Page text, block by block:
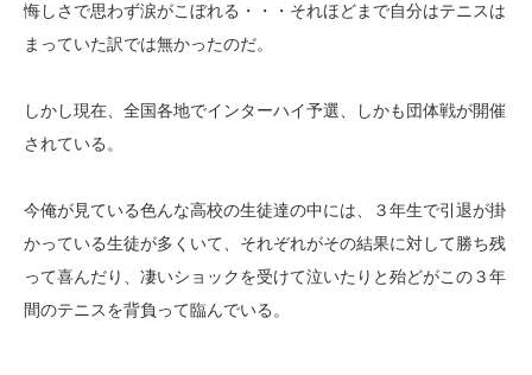
悔しさで思わず涙がこぼれる・・・それほどまで自分はテニスは
まっていた訳では無かったのだ。
しかし現在、全国各地でインターハイ予選、しかも団体戦が開催
されている。
今俺が見ている色んな高校の生徒達の中には、３年生で引退が掛
かっている生徒が多くいて、それぞれがその結果に対して勝ち残
って喜んだり、凄いショックを受けて泣いたりと殆どがこの３年
間のテニスを背負って臨んでいる。